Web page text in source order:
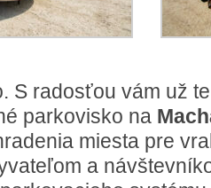
S radosťou vám už
parkovisko na
miesta pre
a